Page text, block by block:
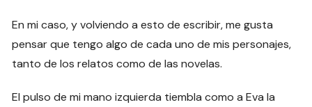
En mi caso, y volviendo a esto de escribir, me gusta
pensar que tengo algo de cada uno de mis personajes,
tanto de los relatos como de las novelas.
El pulso de mi mano izquierda tiembla como a Eva la